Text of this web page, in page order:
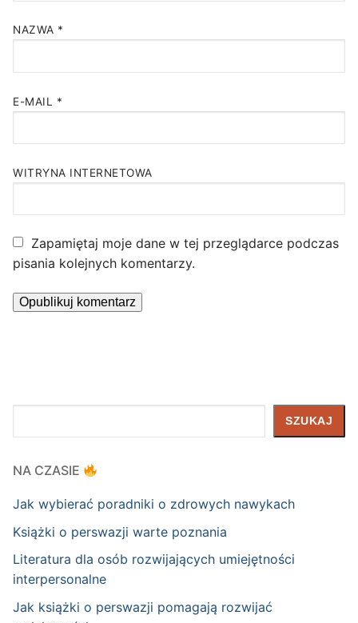
NAZWA *
E-MAIL *
WITRYNA INTERNETOWA
Zapamiętaj moje dane w tej przeglądarce podczas
pisania kolejnych komentarzy.
SZUKAJ
NA CZASIE
Jak wybierać poradniki o zdrowych nawykach
Książki o perswazji warte poznania
Literatura dla osób rozwijających umiejętności
interpersonalne
Jak książki o perswazji pomagają rozwijać